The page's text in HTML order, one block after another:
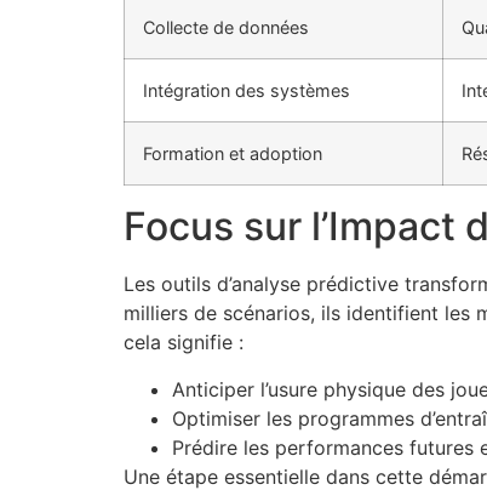
Collecte de données
Intégration des systèmes
Formation et adoption
Focus sur l’Impact
Les outils d’analyse prédictive
milliers de scénarios, ils identifient les
cela signifie :
Anticiper l’usure physique des
Optimiser les programmes
Prédire les performances futures
Une étape essentielle dans cette